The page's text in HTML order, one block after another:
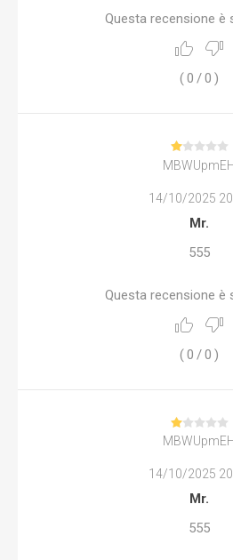
Questa recensione è
( 0 /0 )
MBWUpmEH
14/10/2025
Mr.
555
Questa recensione è
(0 /0 )
MBWUpmEH
14/10/2025
Mr.
555